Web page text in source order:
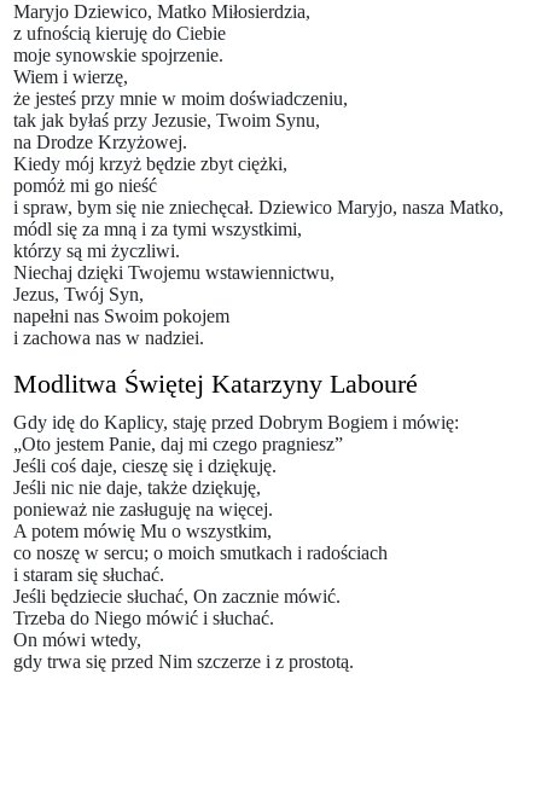
Maryjo Dziewico, Matko Miłosierdzia,
z ufnością kieruję do Ciebie
moje synowskie spojrzenie.
Wiem i wierzę,
że jesteś przy mnie w moim doświadczeniu,
tak jak byłaś przy Jezusie, Twoim Synu,
na Drodze Krzyżowej.
Kiedy mój krzyż będzie zbyt ciężki,
pomóż mi go nieść
i spraw, bym się nie zniechęcał. Dziewico Maryjo, nasza Matko,
módl się za mną i za tymi wszystkimi,
którzy są mi życzliwi.
Niechaj dzięki Twojemu wstawiennictwu,
Jezus, Twój Syn,
napełni nas Swoim pokojem
i zachowa nas w nadziei.
Modlitwa Świętej Katarzyny Labouré
Gdy idę do Kaplicy, staję przed Dobrym Bogiem i mówię:
„Oto jestem Panie, daj mi czego pragniesz”
Jeśli coś daje, cieszę się i dziękuję.
Jeśli nic nie daje, także dziękuję,
ponieważ nie zasługuję na więcej.
A potem mówię Mu o wszystkim,
co noszę w sercu; o moich smutkach i radościach
i staram się słuchać.
Jeśli będziecie słuchać, On zacznie mówić.
Trzeba do Niego mówić i słuchać.
On mówi wtedy,
gdy trwa się przed Nim szczerze i z prostotą.